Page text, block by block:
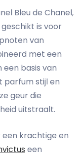
Bleu de Chanel,
is voor
van
met een
basis van
parfum stijl en
geur die
uitstraalt.
een krachtige en
een